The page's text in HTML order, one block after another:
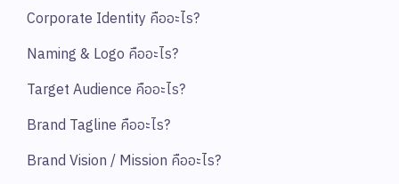
Corporate Identity คืออะไร?
Naming & Logo คืออะไร?
Target Audience คืออะไร?
Brand Tagline คืออะไร?
Brand Vision / Mission คืออะไร?